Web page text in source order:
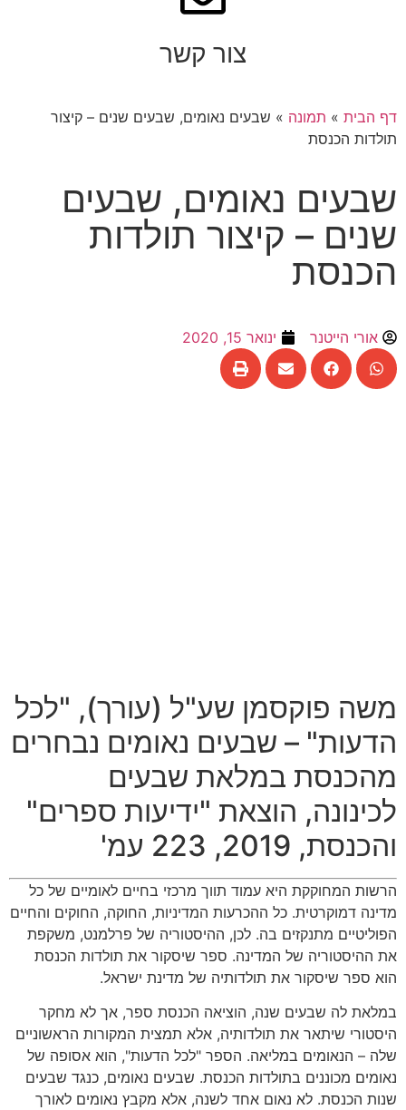
צור קשר
דף הבית » תמונה » שבעים נאומים, שבעים שנים – קיצור
תולדות הכנסת
שבעים נאומים, שבעים
שנים – קיצור תולדות
הכנסת
אורי הייטנר ינואר 15, 2020
משה פוקסמן שע"ל (עורך), "לכל
הדעות" – שבעים נאומים נבחרים
מהכנסת במלאת שבעים
לכינונה, הוצאת "ידיעות ספרים"
והכנסת, 2019, 223 עמ'
הרשות המחוקקת היא עמוד תווך מרכזי בחיים לאומיים של כל
מדינה דמוקרטית. כל ההכרעות המדיניות, החוקה, החוקים והחיים
הפוליטיים מתנקזים בה. לכן, ההיסטוריה של פרלמנט, משקפת
את ההיסטוריה של המדינה. ספר שיסקור את תולדות הכנסת
הוא ספר שיסקור את תולדותיה של מדינת ישראל.
במלאת לה שבעים שנה, הוציאה הכנסת ספר, אך לא מחקר
היסטורי שיתאר את תולדותיה, אלא תמצית המקורות הראשוניים
שלה – הנאומים במליאה. הספר "לכל הדעות", הוא אסופה של
נאומים מכוננים בתולדות הכנסת. שבעים נאומים, כנגד שבעים
שנות הכנסת. לא נאום אחד לשנה, אלא מקבץ נאומים לאורך